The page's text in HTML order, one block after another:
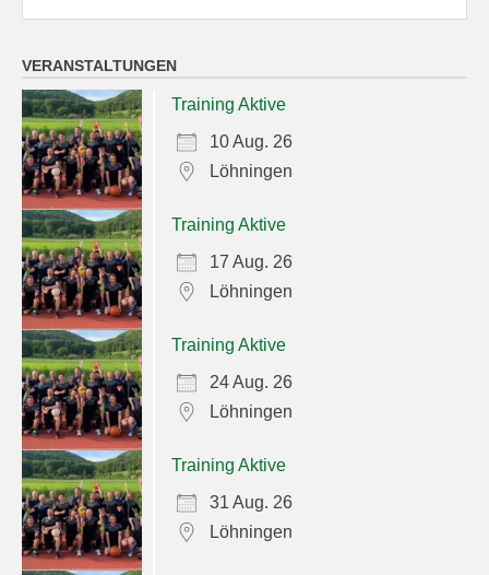
VERANSTALTUNGEN
Training Aktive
10 Aug. 26
Löhningen
Training Aktive
17 Aug. 26
Löhningen
Training Aktive
24 Aug. 26
Löhningen
Training Aktive
31 Aug. 26
Löhningen